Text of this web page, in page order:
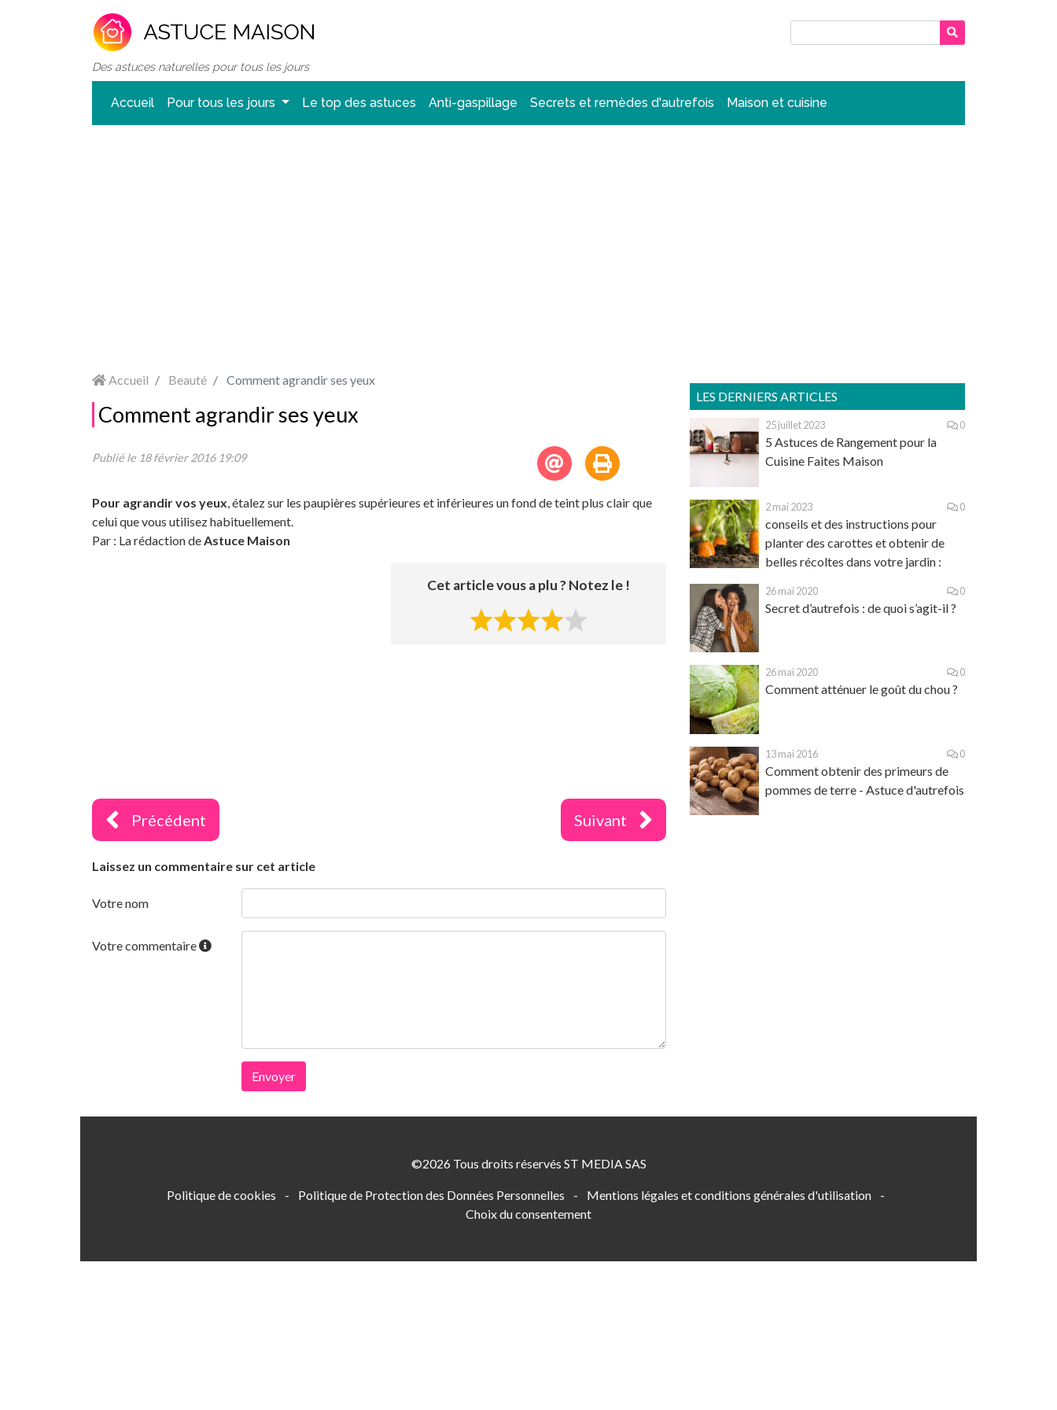
Des astuces naturelles pour tous les jours
Accueil Pour tous les jours Le top des astuces Anti-gaspillage Secrets et remèdes d'autrefois Maison et cuisine
Accueil Beauté Comment agrandir ses yeux
Comment agrandir ses yeux
Publié le 18 février 2016 19:09
Pour agrandir vos yeux, étalez sur les paupières supérieures et inférieures un fond de teint plus clair que
celui que vous utilisez habituellement.
Par : La rédaction deAstuce Maison
Cet article vous a plu ? Notez le !
Précédent Suivant
Laissez un commentaire sur cet article
Votre nom
Votre commentaire
Envoyer
LES DERNIERS ARTICLES
25 juillet 2023 0
5 Astuces de Rangement pour la
Cuisine Faites Maison
2 mai 2023 0
conseils et des instructions pour
planter des carottes et obtenir de
belles récoltes dans votre jardin :
26 mai 2020 0
Secret d’autrefois : de quoi s’agit-il ?
26 mai 2020 0
Comment atténuer le goût du chou ?
13 mai 2016 0
Comment obtenir des primeurs de
pommes de terre - Astuce d'autrefois
©2026 Tous droits réservés ST MEDIA SAS
Politique de cookies - Politique de Protection des Données Personnelles - Mentions légales et conditions générales d'utilisation
-
Choix du consentement